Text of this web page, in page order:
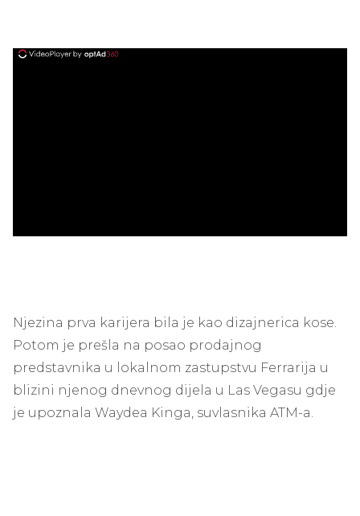
Njezina prva karijera bila je kao dizajnerica kose.
Potom je prešla na posao prodajnog
predstavnika u lokalnom zastupstvu Ferrarija u
blizini njenog dnevnog dijela u Las Vegasu gdje
je upoznala Waydea Kinga, suvlasnika ATM-a.